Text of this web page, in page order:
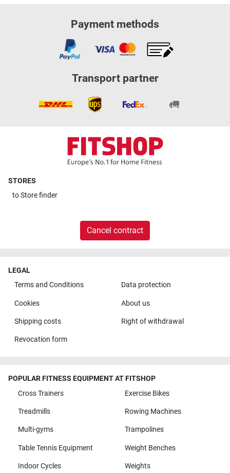
Payment methods
Transport partner
STORES
toStore finder
Cancel contract
LEGAL
Terms and Conditions
Data protection
Cookies About us
Shipping costs Right of withdrawal
Revocation form
POPULAR FITNESS EQUIPMENT AT FITSHOP
Cross Trainers
Exercise Bikes
Treadmills Rowing Machines
Multi-gyms Trampolines
Table Tennis Equipment Weight Benches
Indoor Cycles Weights